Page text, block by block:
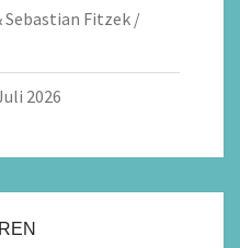
Sebastian Fitzek /
2026